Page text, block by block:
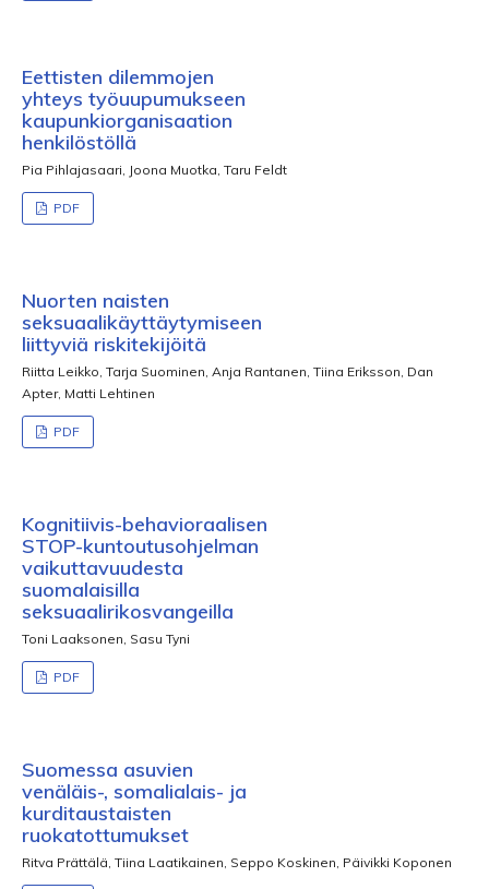
Eettisten dilemmojen
yhteys työuupumukseen
kaupunkiorganisaation
henkilöstöllä
Pia Pihlajasaari, Joona Muotka, Taru Feldt
PDF
Nuorten naisten
seksuaalikäyttäytymiseen
liittyviä riskitekijöitä
Riitta Leikko, Tarja Suominen, Anja Rantanen, Tiina Eriksson, Dan
Apter, Matti Lehtinen
PDF
Kognitiivis-behavioraalisen
STOP-kuntoutusohjelman
vaikuttavuudesta
suomalaisilla
seksuaalirikosvangeilla
Toni Laaksonen, Sasu Tyni
PDF
Suomessa asuvien
venäläis-, somalialais- ja
kurditaustaisten
ruokatottumukset
Ritva Prättälä, Tiina Laatikainen, Seppo Koskinen, Päivikki Koponen